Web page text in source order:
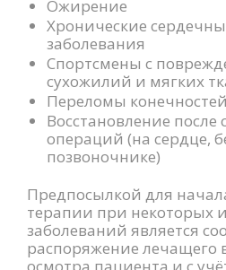
Ожирение
Хронические
заболевания
Спортсмены с
сухожилий и мягких
Переломы
Восстановление после
операций (на сердце,
позвоночнике)
Предпосылкой для
терапии при некоторых
заболеваний является
распоряжение лечащего